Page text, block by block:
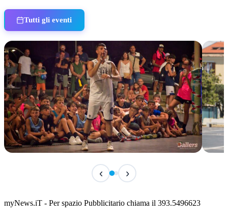
Tutti gli eventi
Classic Contest 3vs3 Memorial Michele
📅 6 Agosto 2026 · 09:00 · 📍 Lungomare C. Colombo
‹ ›
myNews.iT - Per spazio Pubblicitario chiama il 393.5496623